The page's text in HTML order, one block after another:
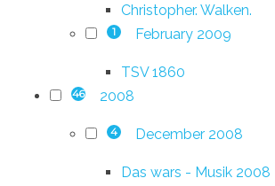
Christopher. Walken.
1 February 2009
TSV 1860
46 2008
4 December 2008
Das wars - Musik 2008